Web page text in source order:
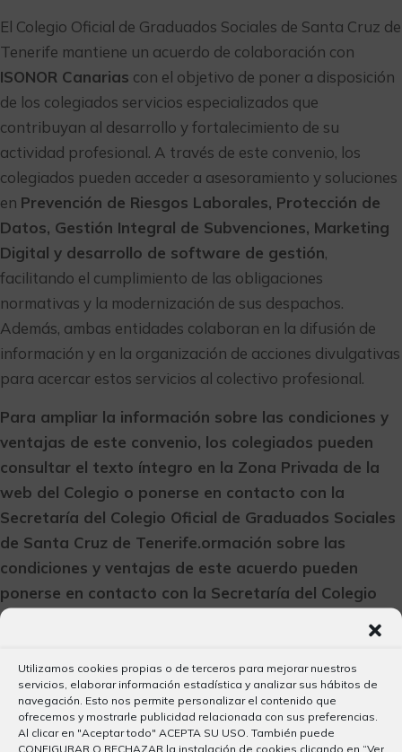
Utilizamos cookies propias o de terceros para mejorar nuestros
servicios, elaborar información estadística y analizar sus hábitos de
navegación. Esto nos permite personalizar el contenido que
ofrecemos y mostrarle publicidad relacionada con sus preferencias.
Al clicar en "Aceptar todo" ACEPTA SU USO. También puede
CONFIGURAR O RECHAZAR la instalación de cookies clicando en “Ver
El Colegio Oficial de Graduados Sociales de Santa Cruz de
Tenerife mantiene un acuerdo de colaboración con
ISONOR Canarias con el objetivo de poner a disposición
de los colegiados servicios especializados que
contribuyan al desarrollo y fortalecimiento de su
actividad profesional. A través de este convenio, los
colegiados pueden acceder a asesoramiento y soluciones
en Prevención de Riesgos Laborales, Protección de
Datos, Gestión Integral de Subvenciones, Marketing
Digital y desarrollo de software de gestión,
facilitando el cumplimiento de las obligaciones
normativas y la modernización de sus despachos.
Además, ambas entidades colaboran en la difusión de
información y en la organización de acciones divulgativas
para acercar estos servicios al colectivo profesional.
Para ampliar la información sobre las condiciones y
ventajas de este convenio, los colegiados pueden
consultar el texto íntegro en la Zona Privada de la
web del Colegio o ponerse en contacto con la
Secretaría del Colegio Oficial de Graduados Sociales
de Santa Cruz de Tenerife.ormación sobre las
condiciones y ventajas de este acuerdo pueden
ponerse en contacto con la Secretaría del Colegio
Oficial de Graduados Sociales de Santa Cruz de